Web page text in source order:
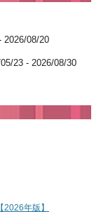
2026/08/20
23 - 2026/08/30
年版】